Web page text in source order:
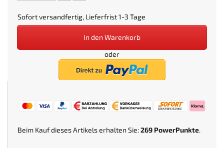
Sofort versandfertig, Lieferfrist 1-3 Tage
In den Warenkorb
oder
Beim Kauf dieses Artikels erhalten Sie:269 PowerPunkte.